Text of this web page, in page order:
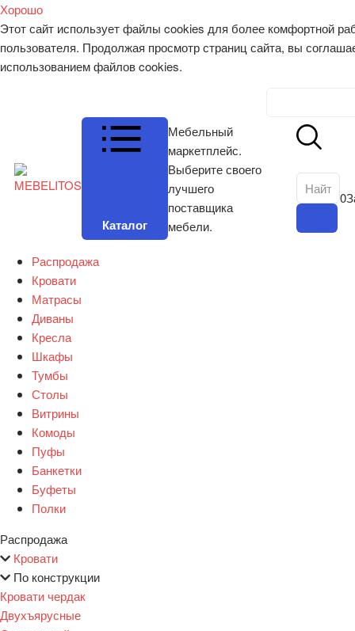
Хорошо
Этот сайт использует файлы cookies для более комфортной
пользователя. Продолжая просмотр страниц сайта, вы
использованием файлов cookies.
Каталог
Мебельный
маркетплейс.
Выберите своего
лучшего
поставщика
мебели.
0
Распродажа
Кровати
Матрасы
Диваны
Кресла
Шкафы
Тумбы
Столы
Витрины
Комоды
Пуфы
Банкетки
Буфеты
Полки
Распродажа
Кровати
По конструкции
Кровати чердак
Двухъярусные